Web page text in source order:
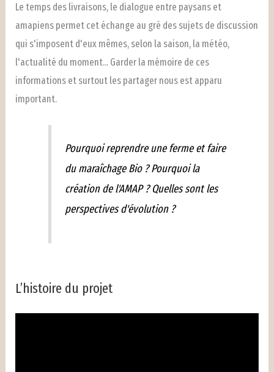
Canche
Le temps des livraisons, le dialogue entre paysans et
amapiens permet cet échange au gré des sujets de discussion
qui s'imposent d'eux mêmes, selon la saison, la météo,
l'actualité du moment... Garder la mémoire de ces
informations et surtout les partager nous est apparu
important.
Pourquoi reprendre une ferme et faire
du maraîchage Bio ? Pourquoi la
création de l'AMAP ? Quelles sont les
perspectives d'évolution ?
L’histoire du projet